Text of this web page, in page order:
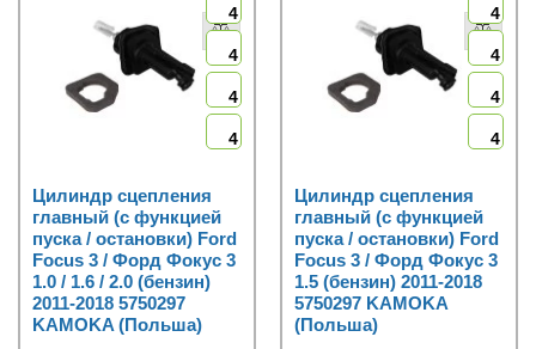
4
4
4
4
Цилиндр сцепления
главный (с функцией
пуска / остановки) Ford
Focus 3 / Форд Фокус 3
1.0 / 1.6 / 2.0 (бензин)
2011-2018 5750297
KAMOKA (Польша)
4
4
4
4
Цилиндр сцепления
главный (с функцией
пуска / остановки) Ford
Focus 3 / Форд Фокус 3
1.5 (бензин) 2011-2018
5750297 KAMOKA
(Польша)